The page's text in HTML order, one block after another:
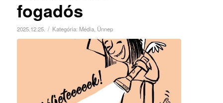
fogadós
2025.12.25. / Kategória: Média, Ünnep